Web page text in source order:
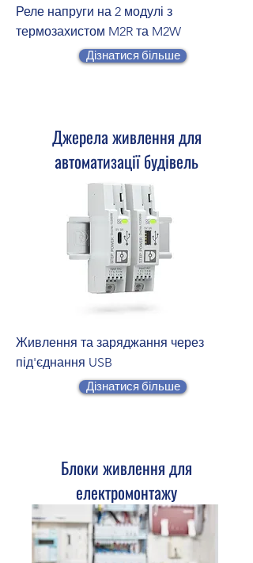
Реле напруги на 2 модулі з
термозахистом M2R та M2W
Дізнатися більше
Джерела живлення для
автоматизації будівель
Живлення та заряджання через
під'єднання USB
Дізнатися більше
Блоки живлення для
електромонтажу